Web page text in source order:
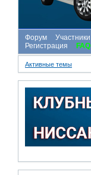
Форум Участники
Регистрация
FAQ
Активные темы